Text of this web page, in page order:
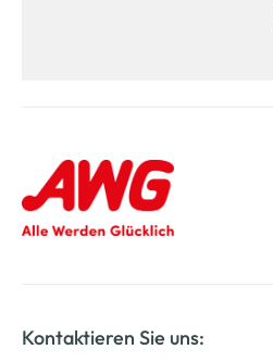
Kontaktieren Sie uns: